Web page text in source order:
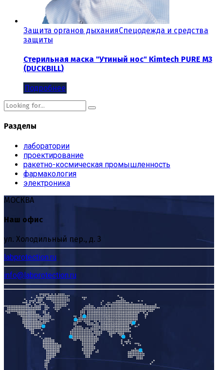
Защита органов дыханияСпецодежда и средства
защиты
Стерильная маска "Утиный нос" Kimtech PURE M3
(DUCKBILL)
Подробнее
Разделы
лаборатории
проектирование
ракетно-космическая промышленность
фармакология
электроника
МОСКВА
Наш офис
ул. Холодильный пер., д. 3
labprotection.ru
info@labprotection.ru